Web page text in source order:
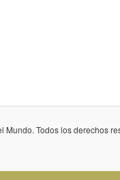
Todos los derechos